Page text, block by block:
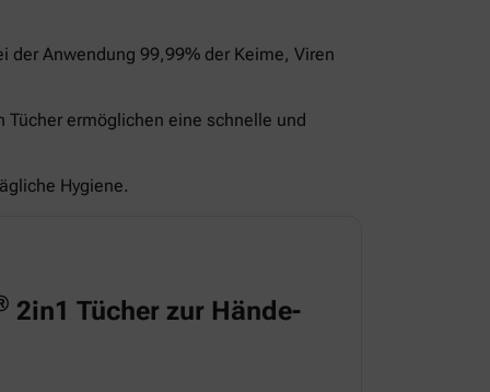
der Anwendung 99,99% der Keime, Viren
ermöglichen eine schnelle und
Hygiene.
2in1 Tücher zur Hände-